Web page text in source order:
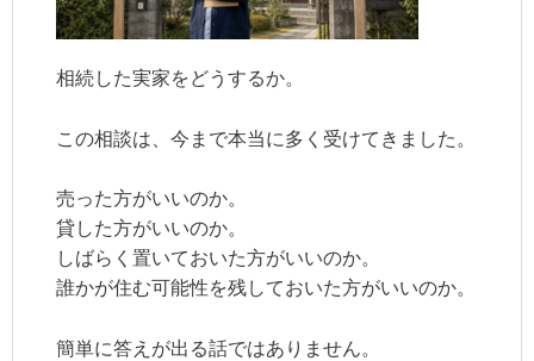
相続した実家をどうするか。
この相談は、今まで本当に多く受けてきました。
売った方がいいのか。
貸した方がいいのか。
しばらく置いておいた方がいいのか。
誰かが住む可能性を残しておいた方がいいのか。
簡単に答えが出る話ではありません。